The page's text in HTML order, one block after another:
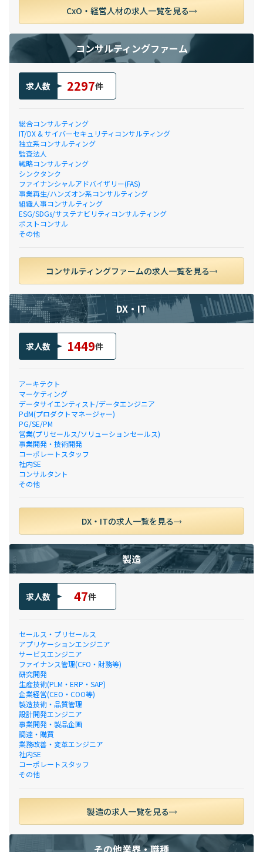
CxO・経営人材の求人一覧を見る
コンサルティングファーム
求人数 2297件
総合コンサルティング
IT/DX & サイバーセキュリティコンサルティング
独立系コンサルティング
監査法人
戦略コンサルティング
シンクタンク
ファイナンシャルアドバイザリー(FAS)
事業再生/ハンズオン系コンサルティング
組織人事コンサルティング
ESG/SDGs/サステナビリティコンサルティング
ポストコンサル
その他
コンサルティングファームの求人一覧を見る
DX・IT
求人数 1449件
アーキテクト
マーケティング
データサイエンティスト/データエンジニア
PdM(プロダクトマネージャー)
PG/SE/PM
営業(プリセールス/ソリューションセールス)
事業開発・技術開発
コーポレートスタッフ
社内SE
コンサルタント
その他
DX・ITの求人一覧を見る
製造
求人数 47件
セールス・プリセールス
アプリケーションエンジニア
サービスエンジニア
ファイナンス管理(CFO・財務等)
研究開発
生産技術(PLM・ERP・SAP)
企業経営(CEO・COO等)
製造技術・品質管理
設計開発エンジニア
事業開発・製品企画
調達・購買
業務改善・変革エンジニア
社内SE
コーポレートスタッフ
その他
製造の求人一覧を見る
その他業界・職種